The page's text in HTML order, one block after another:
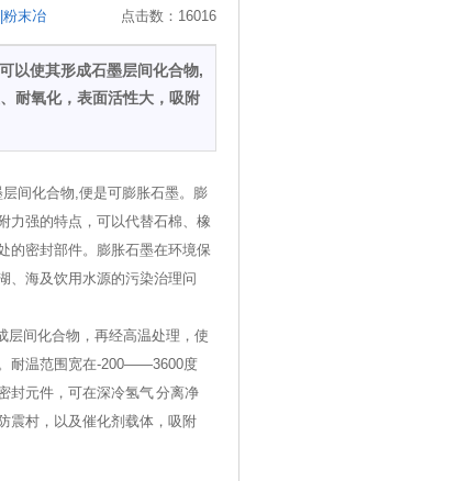
点击数：16016
粉末冶
以使其形成石墨层间化合物,
耐氧化，表面活性大，吸附
间化合物,便是可膨胀石墨。膨
力强的特点，可以代替石棉、橡
的密封部件。膨胀石墨在环境保
、海及饮用水源的污染治理问
层间化合物，再经高温处理，使
耐温范围宽在-200——3600度
封元件，可在深冷氢气 分离净
震村，以及催化剂载体，吸附